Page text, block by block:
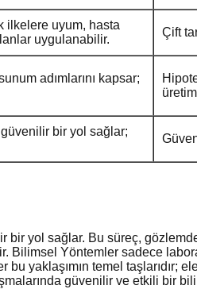
ilkelere uyum, hasta
uygulanabilir.
Çift
adımlarını kapsar;
bir yol sağlar;
yol sağlar. Bu süreç,
Bilimsel Yöntemler sadece
yaklaşımın temel taşlarıdır;
güvenilir ve etkili bir